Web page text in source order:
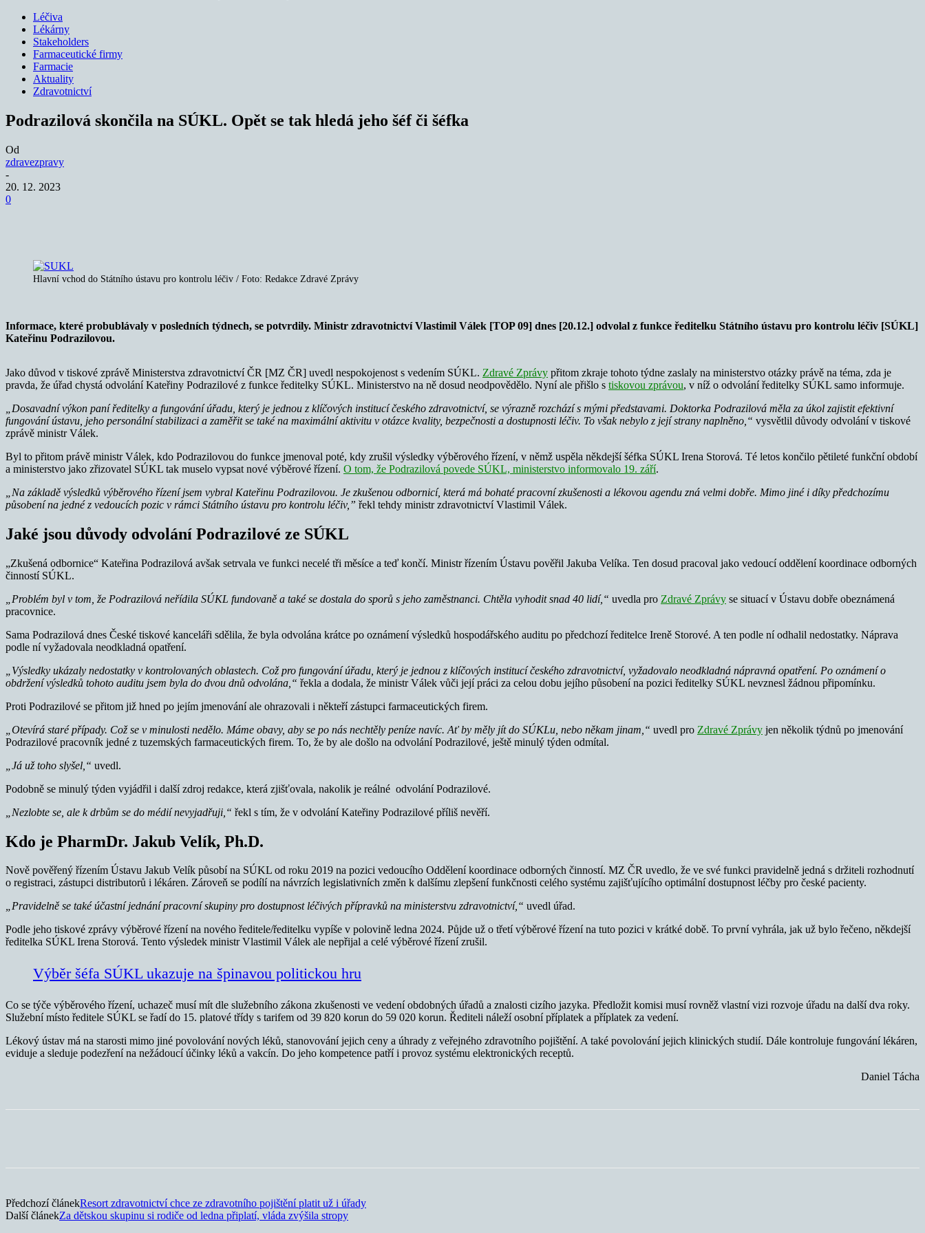
Léčiva
Lékárny
Stakeholders
Farmaceutické firmy
Farmacie
Aktuality
Zdravotnictví
Podrazilová skončila na SÚKL. Opět se tak hledá jeho šéf či šéfka
Od
zdravezpravy
-
20. 12. 2023
0
Hlavní vchod do Státního ústavu pro kontrolu léčiv / Foto: Redakce Zdravé Zprávy
Informace, které probublávaly v posledních týdnech, se potvrdily. Ministr zdravotnictví Vlastimil Válek [TOP 09] dnes [20.12.] odvolal z funkce ředitelku Státního ústavu pro kontrolu léčiv [SÚKL]
Kateřinu Podrazilovou.
Jako důvod v tiskové zprávě Ministerstva zdravotnictví ČR [MZ ČR] uvedl nespokojenost s vedením SÚKL. Zdravé Zprávy přitom zkraje tohoto týdne zaslaly na ministerstvo otázky právě na téma, zda je
pravda, že úřad chystá odvolání Kateřiny Podrazilové z funkce ředitelky SÚKL. Ministerstvo na ně dosud neodpovědělo. Nyní ale přišlo s tiskovou zprávou, v níž o odvolání ředitelky SÚKL samo informuje.
„Dosavadní výkon paní ředitelky a fungování úřadu, který je jednou z klíčových institucí českého zdravotnictví, se výrazně rozchází s mými představami. Doktorka Podrazilová měla za úkol zajistit efektivní
fungování ústavu, jeho personální stabilizaci a zaměřit se také na maximální aktivitu v otázce kvality, bezpečnosti a dostupnosti léčiv. To však nebylo z její strany naplněno,“ vysvětlil důvody odvolání v tiskové
zprávě ministr Válek.
Byl to přitom právě ministr Válek, kdo Podrazilovou do funkce jmenoval poté, kdy zrušil výsledky výběrového řízení, v němž uspěla někdejší šéfka SÚKL Irena Storová. Té letos končilo pětileté funkční období
a ministerstvo jako zřizovatel SÚKL tak muselo vypsat nové výběrové řízení. O tom, že Podrazilová povede SÚKL, ministerstvo informovalo 19. září.
„Na základě výsledků výběrového řízení jsem vybral Kateřinu Podrazilovou. Je zkušenou odbornicí, která má bohaté pracovní zkušenosti a lékovou agendu zná velmi dobře. Mimo jiné i díky předchozímu
působení na jedné z vedoucích pozic v rámci Státního ústavu pro kontrolu léčiv,” řekl tehdy ministr zdravotnictví Vlastimil Válek.
Jaké jsou důvody odvolání Podrazilové ze SÚKL
„Zkušená odbornice“ Kateřina Podrazilová avšak setrvala ve funkci necelé tři měsíce a teď končí. Ministr řízením Ústavu pověřil Jakuba Velíka. Ten dosud pracoval jako vedoucí oddělení koordinace odborných
činností SÚKL.
„Problém byl v tom, že Podrazilová neřídila SÚKL fundovaně a také se dostala do sporů s jeho zaměstnanci. Chtěla vyhodit snad 40 lidí,“ uvedla pro Zdravé Zprávy se situací v Ústavu dobře obeznámená
pracovnice.
Sama Podrazilová dnes České tiskové kanceláři sdělila, že byla odvolána krátce po oznámení výsledků hospodářského auditu po předchozí ředitelce Ireně Storové. A ten podle ní odhalil nedostatky. Náprava
podle ní vyžadovala neodkladná opatření.
„Výsledky ukázaly nedostatky v kontrolovaných oblastech. Což pro fungování úřadu, který je jednou z klíčových institucí českého zdravotnictví, vyžadovalo neodkladná nápravná opatření. Po oznámení o
obdržení výsledků tohoto auditu jsem byla do dvou dnů odvolána,“ řekla a dodala, že ministr Válek vůči její práci za celou dobu jejího působení na pozici ředitelky SÚKL nevznesl žádnou připomínku.
Proti Podrazilové se přitom již hned po jejím jmenování ale ohrazovali i někteří zástupci farmaceutických firem.
„Otevírá staré případy. Což se v minulosti nedělo. Máme obavy, aby se po nás nechtěly peníze navíc. Ať by měly jít do SÚKLu, nebo někam jinam,“ uvedl pro Zdravé Zprávy jen několik týdnů po jmenování
Podrazilové pracovník jedné z tuzemských farmaceutických firem. To, že by ale došlo na odvolání Podrazilové, ještě minulý týden odmítal.
„Já už toho slyšel,“ uvedl.
Podobně se minulý týden vyjádřil i další zdroj redakce, která zjišťovala, nakolik je reálné odvolání Podrazilové.
„Nezlobte se, ale k drbům se do médií nevyjadřuji,“ řekl s tím, že v odvolání Kateřiny Podrazilové příliš nevěří.
Kdo je PharmDr. Jakub Velík, Ph.D.
Nově pověřený řízením Ústavu Jakub Velík působí na SÚKL od roku 2019 na pozici vedoucího Oddělení koordinace odborných činností. MZ ČR uvedlo, že ve své funkci pravidelně jedná s držiteli rozhodnutí
o registraci, zástupci distributorů i lékáren. Zároveň se podílí na návrzích legislativních změn k dalšímu zlepšení funkčnosti celého systému zajišťujícího optimální dostupnost léčby pro české pacienty.
„Pravidelně se také účastní jednání pracovní skupiny pro dostupnost léčivých přípravků na ministerstvu zdravotnictví,“ uvedl úřad.
Podle jeho tiskové zprávy výběrové řízení na nového ředitele/ředitelku vypíše v polovině ledna 2024. Půjde už o třetí výběrové řízení na tuto pozici v krátké době. To první vyhrála, jak už bylo řečeno, někdejší
ředitelka SÚKL Irena Storová. Tento výsledek ministr Vlastimil Válek ale nepřijal a celé výběrové řízení zrušil.
Výběr šéfa SÚKL ukazuje na špinavou politickou hru
Co se týče výběrového řízení, uchazeč musí mít dle služebního zákona zkušenosti ve vedení obdobných úřadů a znalosti cizího jazyka. Předložit komisi musí rovněž vlastní vizi rozvoje úřadu na další dva roky.
Služební místo ředitele SÚKL se řadí do 15. platové třídy s tarifem od 39 820 korun do 59 020 korun. Řediteli náleží osobní příplatek a příplatek za vedení.
Lékový ústav má na starosti mimo jiné povolování nových léků, stanovování jejich ceny a úhrady z veřejného zdravotního pojištění. A také povolování jejich klinických studií. Dále kontroluje fungování lékáren,
eviduje a sleduje podezření na nežádoucí účinky léků a vakcín. Do jeho kompetence patří i provoz systému elektronických receptů.
Daniel Tácha
Předchozí článekResort zdravotnictví chce ze zdravotního pojištění platit už i úřady
Další článekZa dětskou skupinu si rodiče od ledna připlatí, vláda zvýšila stropy